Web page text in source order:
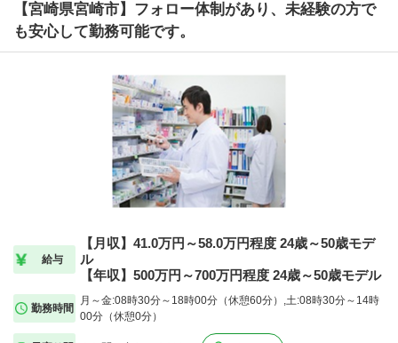
【宮崎県宮崎市】フォロー体制があり、未経験の方で
も安心して勤務可能です。
給与
【月収】41.0万円～58.0万円程度 24歳～50歳モデ
ル
【年収】500万円～700万円程度 24歳～50歳モデル
勤務時間
月～金:08時30分～18時00分（休憩60分）,土:08時30分～14時
00分（休憩0分）